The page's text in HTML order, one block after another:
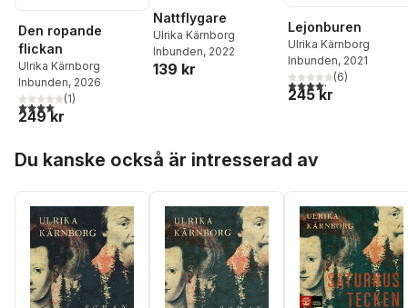
Den ropande
flickan
Ulrika Kärnborg
Inbunden, 2026
4,0utav 5 stjärnor. Totalt antal röster:
(1)
249 kr
Nattflygare
Ulrika Kärnborg
Inbunden, 2022
139 kr
Lejonburen
Ulrika Kärnborg
Inbunden, 2021
4,2utav 5 stjärnor.
(6)
245 kr
Du kanske också är intresserad av